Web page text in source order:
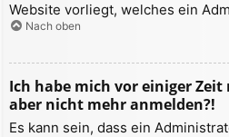
Website vorliegt, welches ein
Nach oben
Ich habe mich vor einiger
aber nicht mehr anmelden?!
Es kann sein, dass ein